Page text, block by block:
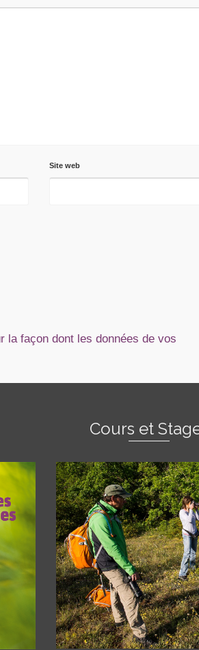
Site web
la façon dont les données de vos
Cours et